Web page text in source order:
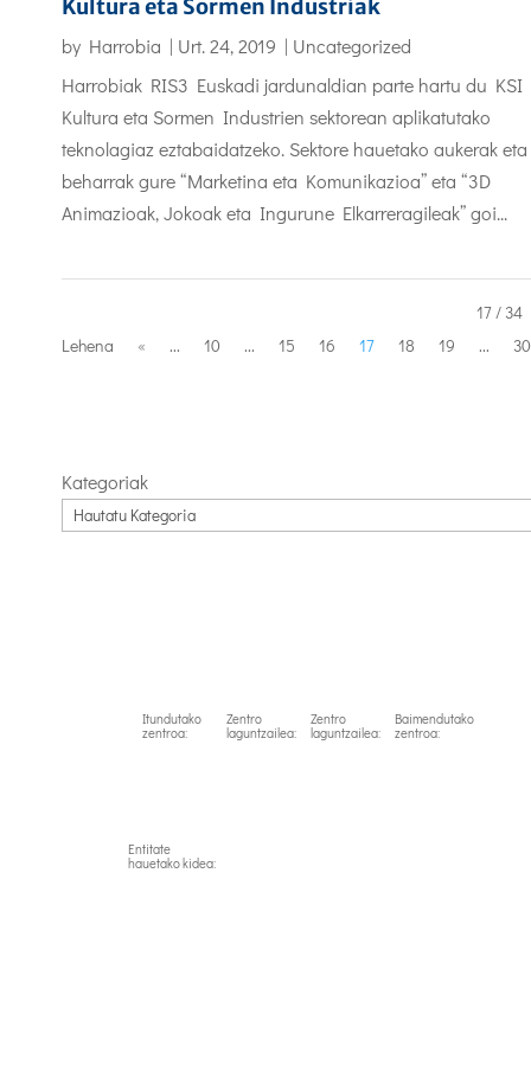
Kultura eta Sormen Industriak
by Harrobia | Urt. 24, 2019 | Uncategorized
Harrobiak RIS3 Euskadi jardunaldian parte hartu du KSI
Kultura eta Sormen Industrien sektorean aplikatutako
teknolagiaz eztabaidatzeko. Sektore hauetako aukerak eta
beharrak gure “Marketina eta Komunikazioa” eta “3D
Animazioak, Jokoak eta Ingurune Elkarreragileak” goi...
17 / 34
Lehena
« ... 10 ... 15 16 17 18 19 ... 30
Kategoriak
Itundutako
zentroa:
Zentro
laguntzailea:
Zentro
laguntzailea:
Baimendutako
zentroa:
Entitate
hauetako kidea: